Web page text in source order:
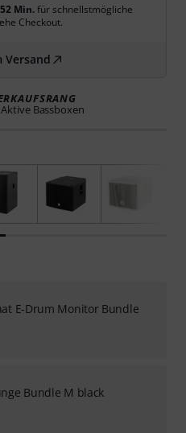
Min.für schnellstmögliche
Checkout.
Versand
Bassboxen
E-Drum Monitor Bundle
Bundle M black